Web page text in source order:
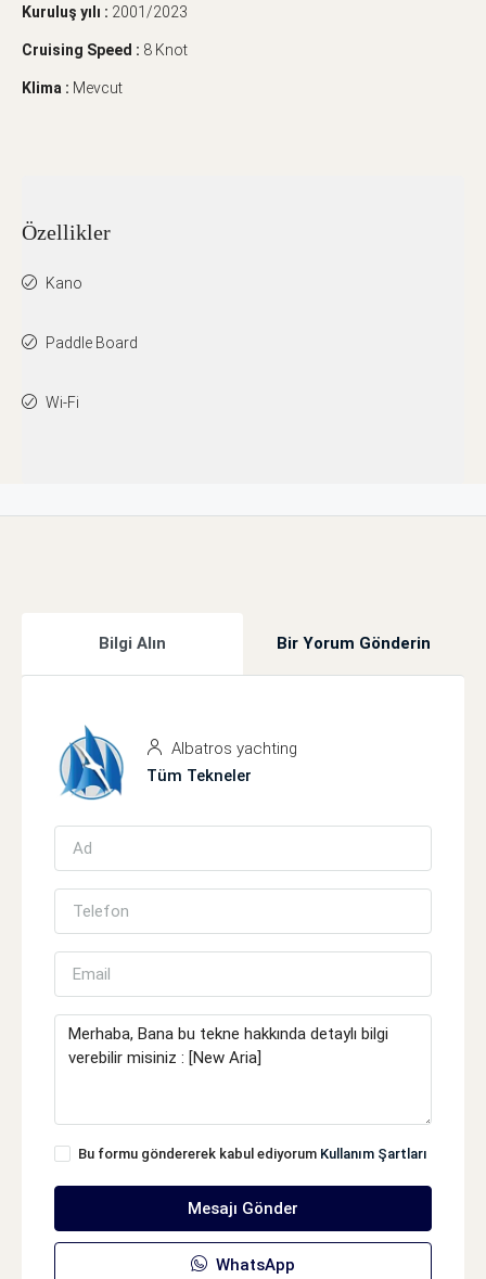
Kuruluş yılı : 2001/2023
Cruising Speed : 8 Knot
Klima : Mevcut
Özellikler
Kano
Paddle Board
Wi-Fi
Bilgi Alın Bir Yorum Gönderin
Albatros yachting
Tüm Tekneler
Bu formu göndererek kabul ediyorum Kullanım Şartları
Mesajı Gönder
WhatsApp